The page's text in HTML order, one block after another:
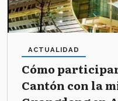
Cómo
Cantón con la
ACTUALIDAD